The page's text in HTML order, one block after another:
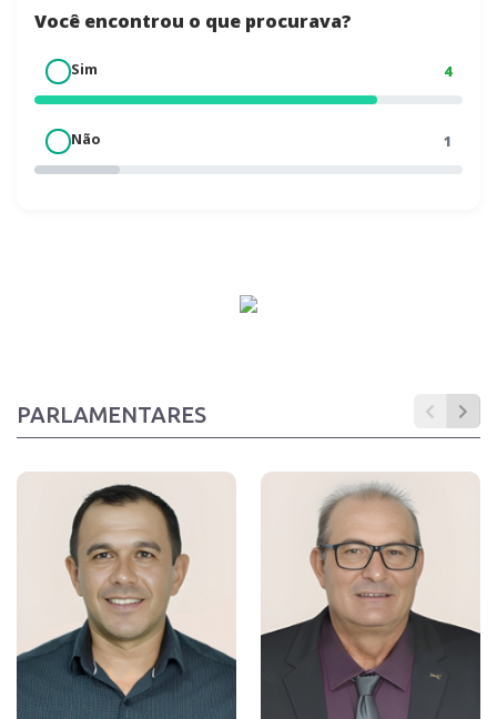
Você encontrou o que procurava?
Sim 4
Não 1
PARLAMENTARES